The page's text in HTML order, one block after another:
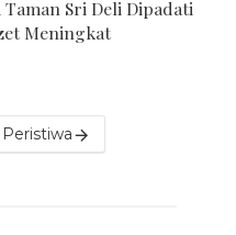
Sri Deli Dipadati
Meningkat